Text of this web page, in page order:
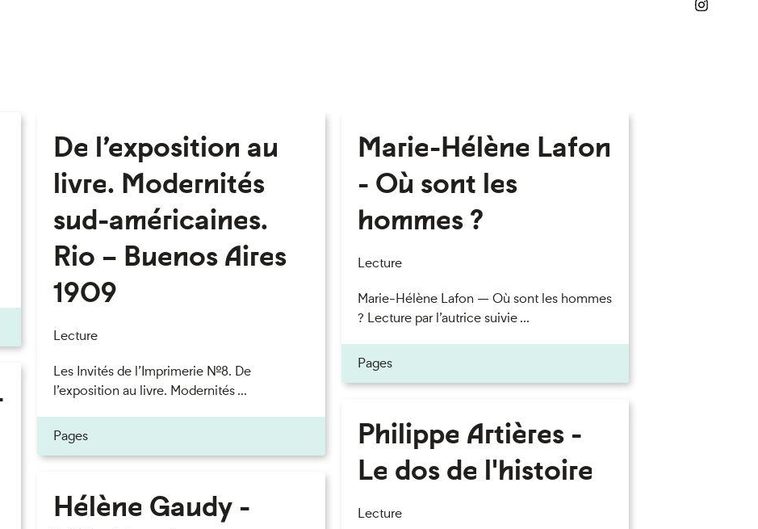
De l’exposition au
livre. Modernités
sud-américaines.
Rio – Buenos Aires
1909
Lecture
Les Invités de l’Imprimerie n°8. De
l’exposition au livre. Modernités ...
Pages
Hélène Gaudy -
Marie-Hélène Lafon
- Où sont les
hommes ?
Lecture
Marie-Hélène Lafon — Où sont les hommes
? Lecture par l’autrice suivie ...
Pages
Philippe Artières -
Le dos de l'histoire
Lecture
des cookies